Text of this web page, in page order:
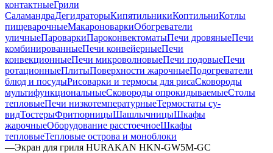
контактныеГрили
СаламандраДегидраторыКипятильникиКоптильниКотлы
пищеварочныеМакароноваркиОбогреватели
уличныеПароваркиПароконвектоматыПечи дровяныеПечи
комбинированныеПечи конвейерныеПечи
конвекционныеПечи микроволновыеПечи подовыеПечи
ротационныеПлитыПоверхности жарочныеПодогреватели
блюд и посудыРисоварки и термосы для рисаСковороды
мультифункциональныеСковороды опрокидываемыеСтолы
тепловыеПечи низкотемпературныеТермостаты су-
видТостерыФритюрницыШашлычницыШкафы
жарочныеОборудование расстоечноеШкафы
тепловыеТепловые острова и моноблоки
—Экран для гриля HURAKAN HKN-GW5M-GC